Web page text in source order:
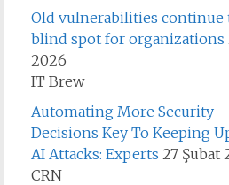
Old vulnerabilities continue
blind spot for organizations
2026
IT Brew
Automating More Security
Decisions Key To Keeping
AI Attacks: Experts 27 Şubat
CRN